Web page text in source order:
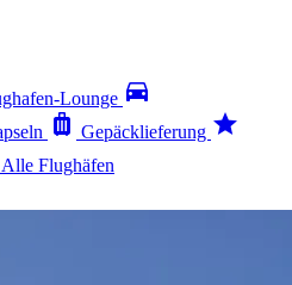
Lounge directions_car
luggage Gepäcklieferung star
Alle Flughäfen